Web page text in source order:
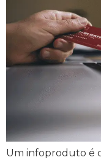
Um infoproduto é